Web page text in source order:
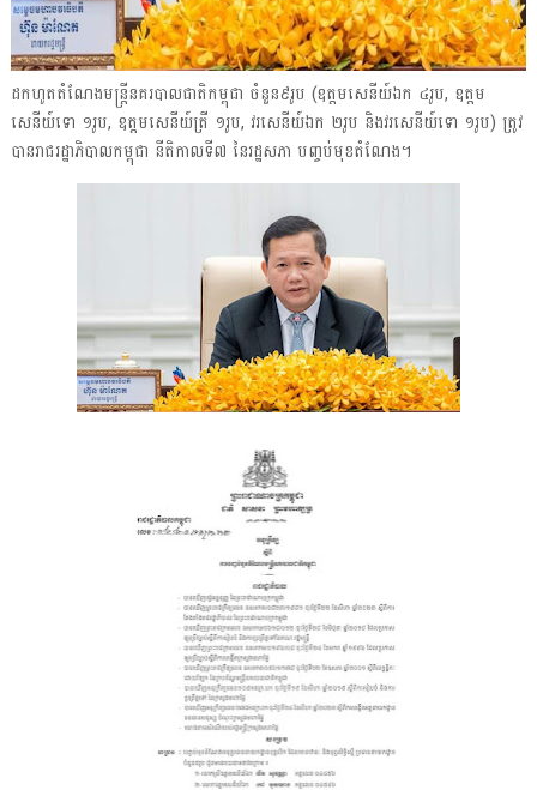
ដកហូតតំណែងមន្ដ្រីនគរបាលជាតិកម្ពុជា ចំនួន៩រូប (ឧត្តមសេនីយ៍ឯក ៤រូប, ឧត្តម
សេនីយ៍ទោ ១រូប, ឧត្តមសេនីយ៍ត្រី ១រូប, វរសេនីយ៍ឯក ២រូប និងវរសេនីយ៍ទោ ១រូប) ត្រូវ
បានរាជរដ្ឋាភិបាលកម្ពុជា នីតិកាលទី៧ នៃរដ្ឋសភា បញ្ចប់មុខតំណែង។